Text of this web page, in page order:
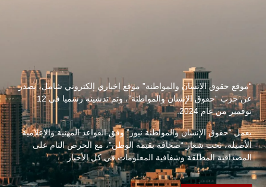
“موقع حقوق الإنسان والمواطنة” موقع إخباري إلكتروني شامل، يصدر
عن حزب “حقوق الإنسان والمواطنة”، وتم تدشينه رسميا في 12
نوفمبر من عام 2024.
يعمل “حقوق الإنسان والمواطنة نيوز” وفق القواعد المهنية والإعلامية
الأصيلة، تحت شعار “صحافة بقيمة الوطن”، مع الحرص التام على
المصداقية المطلقة وشفافية المعلومات في كل الأخبار.